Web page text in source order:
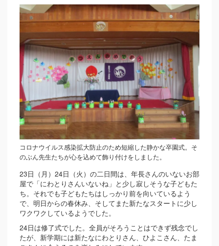
コロナウイルス感染拡大防止のため短縮した静かな卒園式。そ
のぶん先生たちが心を込めて飾り付けをしました。
23日（月）24日（火）の二日間は、年長さんのいないお部
屋で「にわとりさんいないね」と少し寂しそうな子どもた
ち。それでも子どもたちはしっかり前を向いているよう
で、明日からの春休み、そしてまた新たなスタートに少し
ワクワクしているようでした。
24日は修了式でした。全員がそろうことはできず残念でし
たが、新学期には新たなにわとりさん、ひよこさん、たま